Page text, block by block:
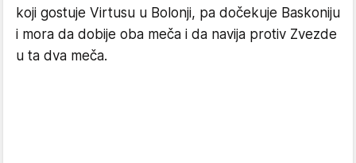
koji gostuje Virtusu u Bolonji, pa dočekuje Baskoniju
i mora da dobije oba meča i da navija protiv Zvezde
u ta dva meča.